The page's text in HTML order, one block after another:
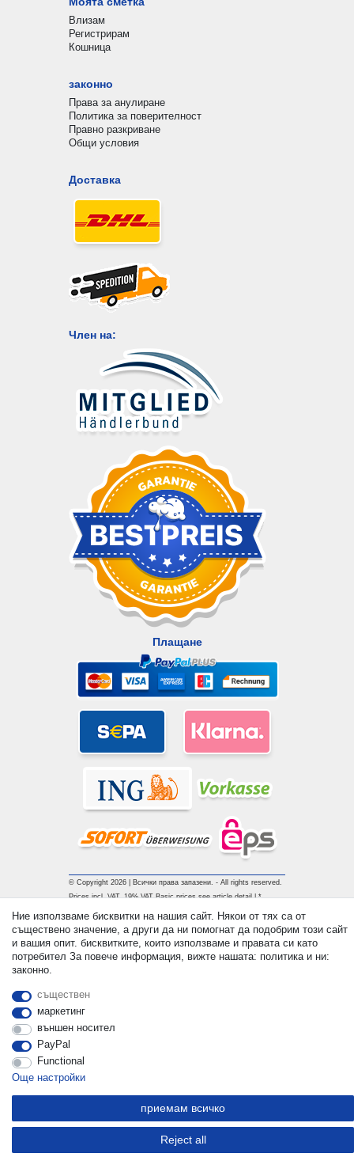
Влизам
Регистрирам
Кошница
законно
Права за анулиране
Политика за поверителност
Правно разкриване
Общи условия
Доставка
Член на:
Плащане
© Copyright 2026 | Всички права запазени. - All rights reserved.
Prices incl. VAT. 19% VAT Basic prices see article detail | *
Withdraw from contract here контакт
Ние използваме бисквитки на нашия сайт. Някои от тях са от
съществено значение, а други да ни помогнат да подобрим този сайт
и вашия опит. бисквитките, които използваме и правата си като
потребител За повече информация, вижте нашата: политика и ни:
законно.
съществен
маркетинг
външен носител
PayPal
Functional
Още настройки
приемам всичко
Reject all